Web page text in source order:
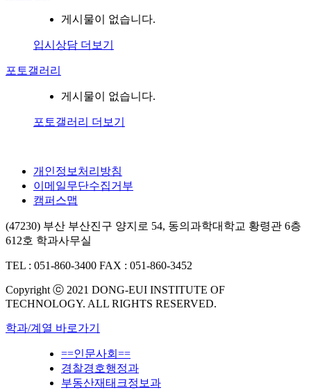
게시물이 없습니다.
입시상담 더보기
포토갤러리
게시물이 없습니다.
포토갤러리 더보기
개인정보처리방침
이메일무단수집거부
캠퍼스맵
(47230) 부산 부산진구 양지로 54, 동의과학대학교 황령관 6층
612호 학과사무실
TEL : 051-860-3400 FAX : 051-860-3452
Copyright ⓒ 2021 DONG-EUI INSTITUTE OF
TECHNOLOGY. ALL RIGHTS RESERVED.
학과/계열 바로가기
==인문사회==
경찰경호행정과
부동산재태크정보과